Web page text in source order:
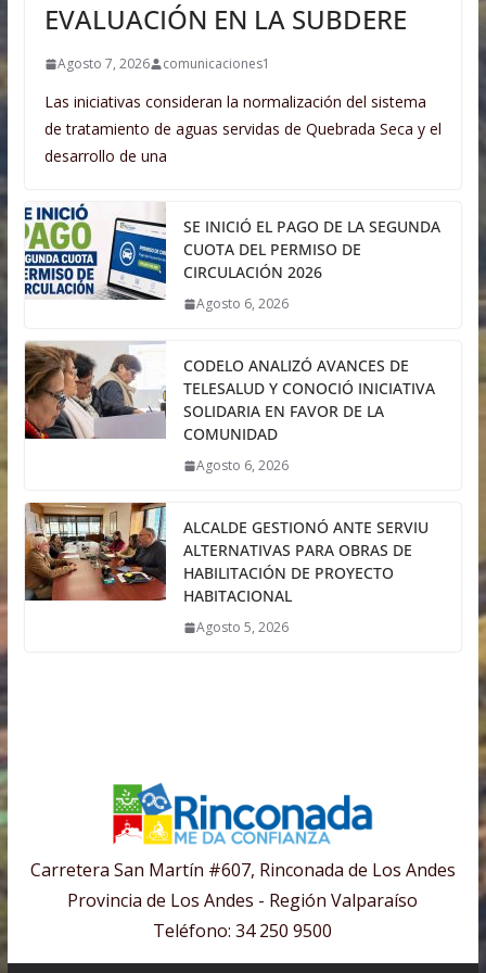
EVALUACIÓN EN LA SUBDERE
Agosto 7, 2026 comunicaciones1
Las iniciativas consideran la normalización del sistema
de tratamiento de aguas servidas de Quebrada Seca y el
desarrollo de una
SE INICIÓ EL PAGO DE LA SEGUNDA
CUOTA DEL PERMISO DE
CIRCULACIÓN 2026
Agosto 6, 2026
CODELO ANALIZÓ AVANCES DE
TELESALUD Y CONOCIÓ INICIATIVA
SOLIDARIA EN FAVOR DE LA
COMUNIDAD
Agosto 6, 2026
ALCALDE GESTIONÓ ANTE SERVIU
ALTERNATIVAS PARA OBRAS DE
HABILITACIÓN DE PROYECTO
HABITACIONAL
Agosto 5, 2026
Carretera San Martín #607, Rinconada de Los Andes
Provincia de Los Andes - Región Valparaíso
Teléfono: 34 250 9500